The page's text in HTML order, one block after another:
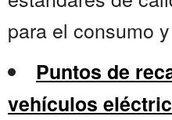
para el consumo
Puntos de
vehículos